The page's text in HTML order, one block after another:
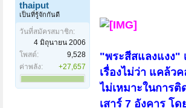
thaiput
เป็นที่รู้จักกันดี
วันที่สมัครสมาชิก:
4 มิถุนายน 2006
โพสต์:
9,528
ค่าพลัง:
+27,657
"พระสีสแลงแงง"
เรื่องไม่ว่า แคล้ว
ไม่เหมาะในการติ
เสาร์ 7 อังคาร โ